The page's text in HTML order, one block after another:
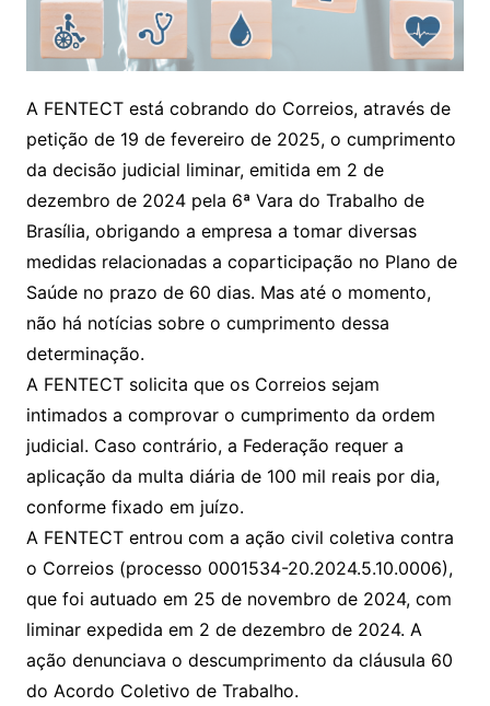
A FENTECT está cobrando do Correios, através de
petição de 19 de fevereiro de 2025, o cumprimento
da decisão judicial liminar, emitida em 2 de
dezembro de 2024 pela 6ª Vara do Trabalho de
Brasília, obrigando a empresa a tomar diversas
medidas relacionadas a coparticipação no Plano de
Saúde no prazo de 60 dias. Mas até o momento,
não há notícias sobre o cumprimento dessa
determinação.
A FENTECT solicita que os Correios sejam
intimados a comprovar o cumprimento da ordem
judicial. Caso contrário, a Federação requer a
aplicação da multa diária de 100 mil reais por dia,
conforme fixado em juízo.
A FENTECT entrou com a ação civil coletiva contra
o Correios (processo 0001534-20.2024.5.10.0006),
que foi autuado em 25 de novembro de 2024, com
liminar expedida em 2 de dezembro de 2024. A
ação denunciava o descumprimento da cláusula 60
do Acordo Coletivo de Trabalho.